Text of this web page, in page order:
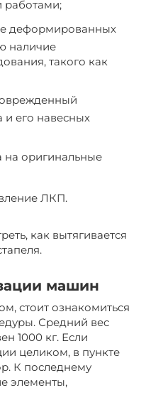
работами;
деформированных
наличие
такого как
и его навесных
на оригинальные
ЛКП.
как вытягивается
машин
стоит ознакомиться
Средний вес
1000 кг. Если
целиком, в пункте
К последнему
элементы,